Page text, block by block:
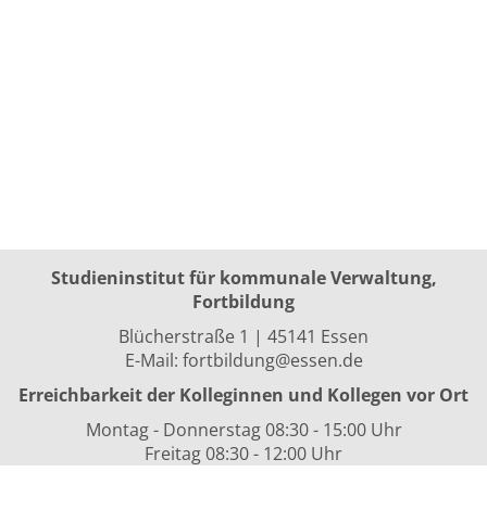
Studieninstitut für kommunale Verwaltung,
Fortbildung
Blücherstraße 1 | 45141 Essen
E-Mail: fortbildung@essen.de
Erreichbarkeit der Kolleginnen und Kollegen vor Ort
Montag - Donnerstag 08:30 - 15:00 Uhr
Freitag 08:30 - 12:00 Uhr